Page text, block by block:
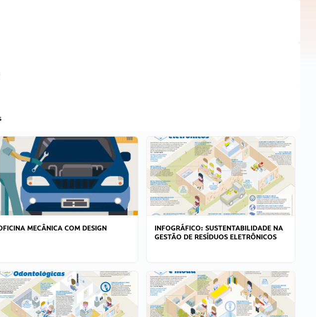
MECÂNICA COM DESIGN
INFOGRÁFICO: SUSTENTABILIDADE NA
GESTÃO DE RESÍDUOS ELETRÔNICOS